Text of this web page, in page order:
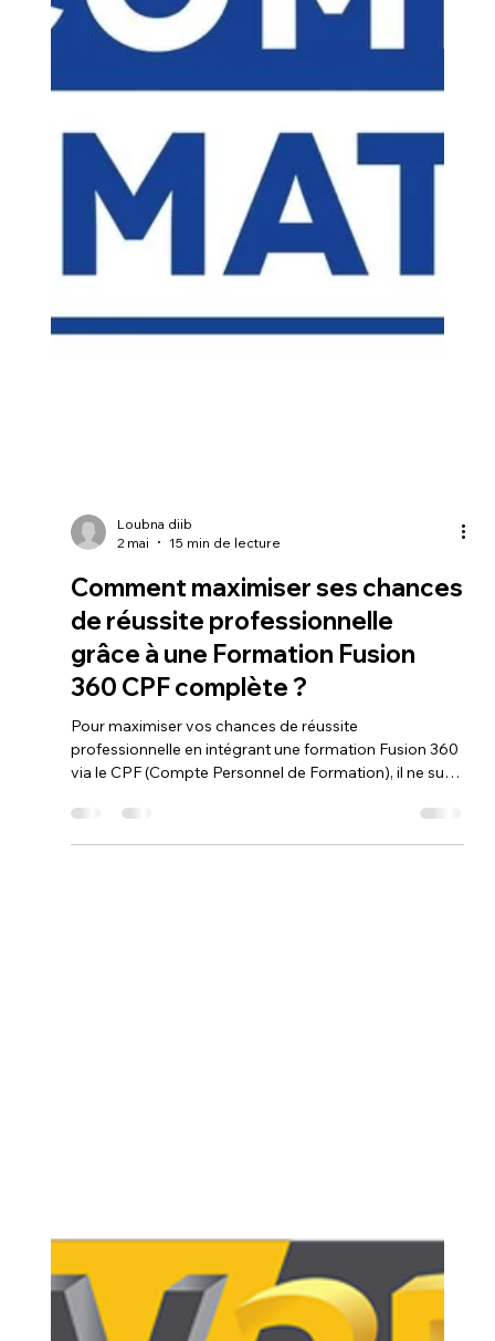
(selon Indeed et 3Dnatives), la maîtrise de la
fabrication additive est devenue un "super-pouvoir"
professionnel.
de réussite professionnelle
grâce à une Formation Fusion
360 CPF complète ?